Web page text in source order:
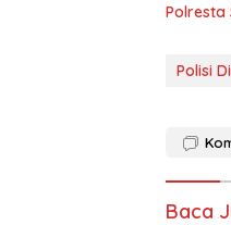
Polresta
Polisi
Baca